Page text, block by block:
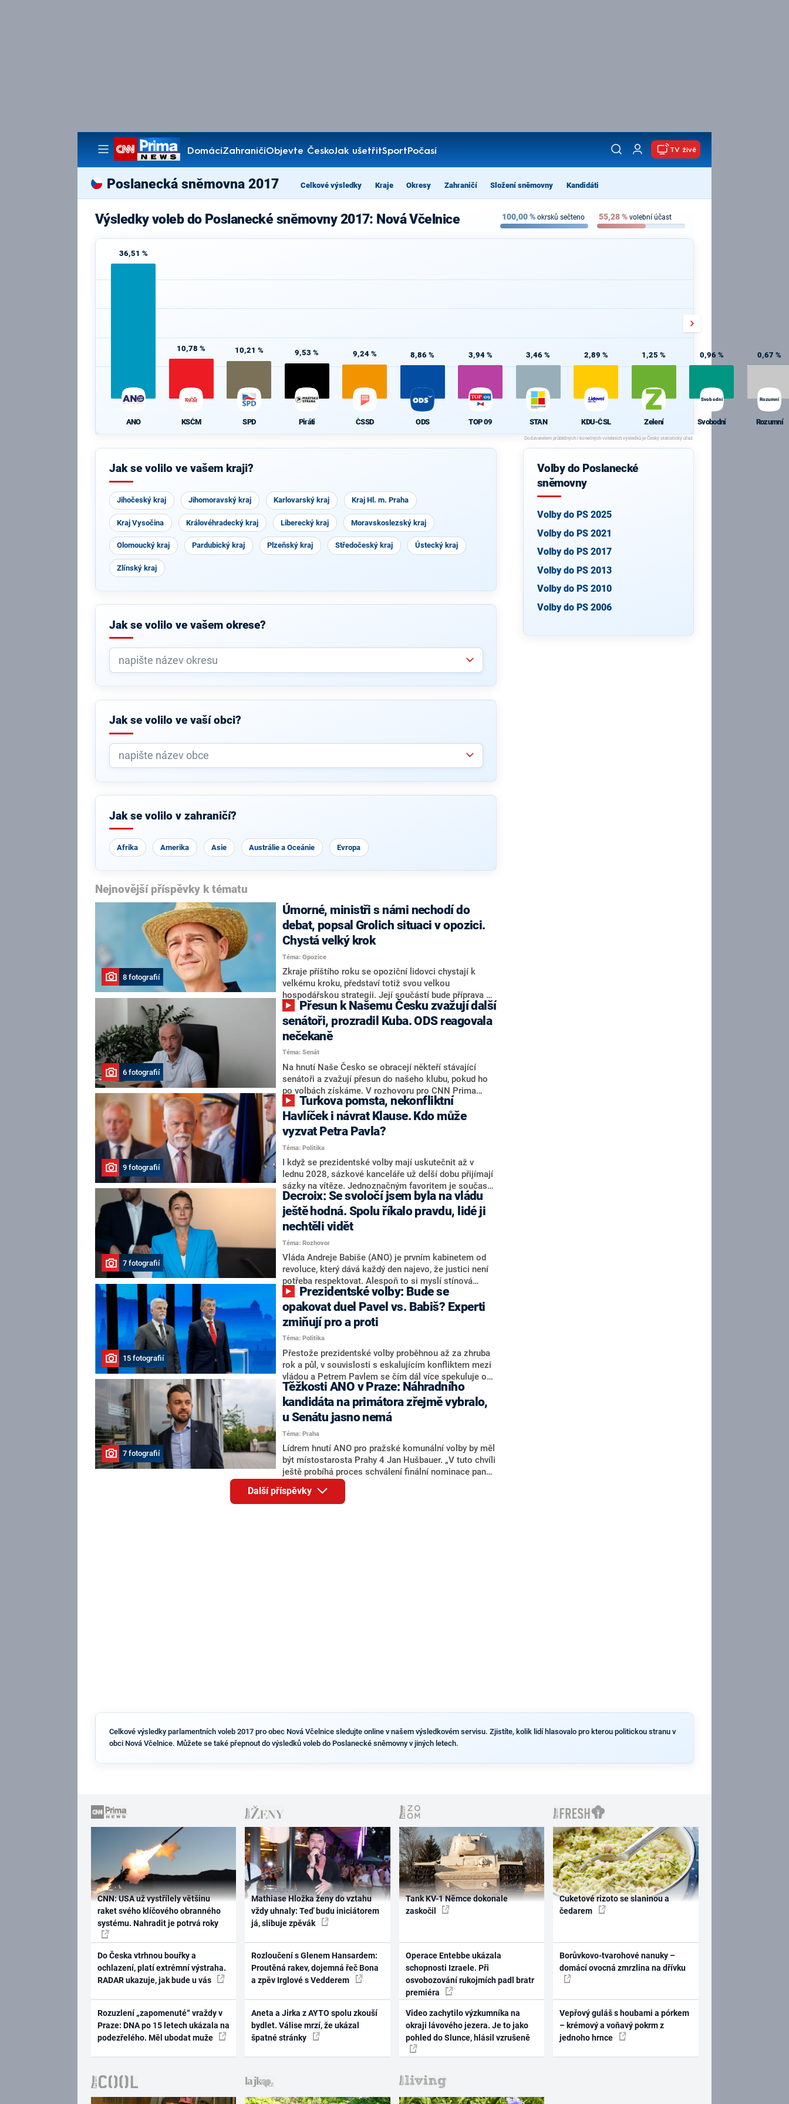
DomácíZahraničíObjevte ČeskoJak ušetřitSportPočasí
Pořady
TV živě
Poslanecká sněmovna 2017 Celkové výsledky Kraje Okresy Zahraničí Složení sněmovny Kandidáti
Výsledky voleb do Poslanecké sněmovny 2017: Nová Včelnice 100,00% okrsků sečteno 55,28% volební účast
36,51 %
ANO
10,78 %
KSČM
10,21 %
SPD
9,53 %
Piráti
9,24 %
ČSSD
8,86 %
ODS
3,94 %
TOP 09
3,46 %
STAN
2,89 %
KDU-ČSL
1,25 %
Zelení
0,96 %
Svobodní
Svobodní
0,67 %
Rozumní
Rozumní
Jak se volilo ve vašem kraji?
Jihočeský kraj Jihomoravský kraj Karlovarský kraj Kraj Hl. m. Praha
Kraj Vysočina Královéhradecký kraj Liberecký kraj Moravskoslezský kraj
Olomoucký kraj Pardubický kraj Plzeňský kraj Středočeský kraj Ústecký kraj
Zlínský kraj
Jak se volilo ve vašem okrese?
Jak se volilo ve vaší obci?
Jak se volilo v zahraničí?
Afrika Amerika Asie Austrálie a Oceánie Evropa
Nejnovější příspěvky k tématu
8 fotografií
Úmorné, ministři s námi nechodí do
debat, popsal Grolich situaci v opozici.
Chystá velký krok
Téma: Opozice
Zkraje příštího roku se opoziční lidovci chystají k
velkému kroku, představí totiž svou velkou
hospodářskou strategii. Její součástí bude příprava na
stárnutí populace, řekl ve středu na setkání s novináři
nový předseda lidovců Jan Grolich. Ten zároveň v
senátních volbách kandiduje ve Vyškově. Popsal i
aktivitu opozice, o níž vládní strany nebo političtí
komentátoři mluví jako o slabé a v defenzivě. „Je to
úmorná práce upozorňovat na chyby vlády. Ministři s
námi navíc nechodí do debat. Chceme ale ukazovat
svoje témata,“ odpověděl Grolich na dotaz CNN Prima
NEWS.
6 fotografií
senátoři, prozradil Kuba. ODS reagovala
nečekaně
Téma: Senát
Na hnutí Naše Česko se obracejí někteří stávající
senátoři a zvažují přesun do našeho klubu, pokud ho
po volbách získáme. V rozhovoru pro CNN Prima
NEWS to řekl zakladatel hnutí a jihočeský hejtman
Martin Kuba. Konkrétní nebyl, ale získat by takto mohl
například senátora Zdeňka Hrabu, který je dnes
součástí klubu ODS a TOP 09. Hraba to na dotaz
redakce nevyloučil. Předseda klubu senátorů ODS
Zdeněk Nytra redakci řekl, že počítá s odchodem
některých senátorů z klubu a že Naše Česko není
nepřítel, ale soupeř.
9 fotografií
Havlíček i návrat Klause. Kdo může
vyzvat Petra Pavla?
Téma: Politika
I když se prezidentské volby mají uskutečnit až v
lednu 2028, sázkové kanceláře už delší dobu přijímají
sázky na vítěze. Jednoznačným favoritem je současná
hlava státu Petr Pavel. Daleko za ním pak bookmakeři
zmiňují dva výrazné politiky ANO, tedy premiéra
Andreje Babiše a ministra průmyslu Karla Havlíčka.
Oblíbeným tipem samotných sázkařů je poslanec za
Motoristy Filip Turek. Politolog Jan Kubáček nicméně
o případné kandidatuře kohokoliv ze zmíněné trojice
značně pochybuje. Podle něj současná koalice dosud
nemá osobu, která by Pavlovi mohla konkurovat.
7 fotografií
Decroix: Se svoločí jsem byla na vládu
ještě hodná. Spolu říkalo pravdu, lidé ji
nechtěli vidět
Téma: Rozhovor
Vláda Andreje Babiše (ANO) je prvním kabinetem od
revoluce, který dává každý den najevo, že justici není
potřeba respektovat. Alespoň to si myslí stínová
ministryně spravedlnosti ODS Eva Decroix. V
rozhovoru pro CNN Prima NEWS si nebrala servítky
ohledně politického výkonu svého nástupce Jeronýma
Tejce (za ANO) či vládní zmocněnkyně pro lidská
práva Taťány Malé (ANO). Označením „svoloč“ na
adresu vlády prý byla ještě hodná. Decroix se také
vrátila k volební porážce koalice Spolu či promluvila o
hnutí Naše Česko Martina Kuby.
15 fotografií
opakovat duel Pavel vs. Babiš? Experti
zmiňují pro a proti
Téma: Politika
Přestože prezidentské volby proběhnou až za zhruba
rok a půl, v souvislosti s eskalujícím konfliktem mezi
vládou a Petrem Pavlem se čím dál více spekuluje o
tom, koho by do bitvy o Hrad mohla vyslat současná
koalice. Někteří političtí komentátoři znovu vytahují
jméno premiéra Andreje Babiše (ANO). Jak moc je
pravděpodobné, že se v prezidentských volbách 2028
bude znovu opakovat souboj z roku 2023?
7 fotografií
Těžkosti ANO v Praze: Náhradního
kandidáta na primátora zřejmě vybralo,
u Senátu jasno nemá
Téma: Praha
Lídrem hnutí ANO pro pražské komunální volby by měl
být místostarosta Prahy 4 Jan Hušbauer. „V tuto chvíli
ještě probíhá proces schválení finální nominace pana
Jana Hušbauera Výborem hnutí ANO,“ uvedl pro
redakci místopředseda pražského ANO Martin
Benkovič. O Hušbauerovi se spekulovalo jako o
Další příspěvky
Volby do Poslanecké
sněmovny
Volby do PS 2025
Volby do PS 2021
Volby do PS 2017
Volby do PS 2013
Volby do PS 2010
Volby do PS 2006
Celkové výsledky parlamentních voleb 2017 pro obec Nová Včelnice sledujte online v našem výsledkovém servisu. Zjistíte, kolik lidí hlasovalo pro kterou politickou stranu v
obci Nová Včelnice. Můžete se také přepnout do výsledků voleb do Poslanecké sněmovny v jiných letech.
CNN: USA už vystřílely většinu
raket svého klíčového obranného
systému. Nahradit je potrvá roky
Do Česka vtrhnou bouřky a
ochlazení, platí extrémní výstraha.
RADAR ukazuje, jak bude u vás
Rozuzlení „zapomenuté“ vraždy v
Praze: DNA po 15 letech ukázala na
podezřelého. Měl ubodat muže
Mathiase Hložka ženy do vztahu
vždy uhnaly: Teď budu iniciátorem
já, slibuje zpěvák
Rozloučení s Glenem Hansardem:
Proutěná rakev, dojemná řeč Bona
a zpěv Irglové s Vedderem
Aneta a Jirka z AYTO spolu zkouší
bydlet. Válise mrzí, že ukázal
špatné stránky
Tank KV-1 Němce dokonale
zaskočil
Operace Entebbe ukázala
schopnosti Izraele. Při
osvobozování rukojmích padl bratr
premiéra
Video zachytilo výzkumníka na
okraji lávového jezera. Je to jako
pohled do Slunce, hlásil vzrušeně
Cuketové rizoto se slaninou a
čedarem
Borůvkovo-tvarohové nanuky –
domácí ovocná zmrzlina na dřívku
Vepřový guláš s houbami a pórkem
– krémový a voňavý pokrm z
jednoho hrnce